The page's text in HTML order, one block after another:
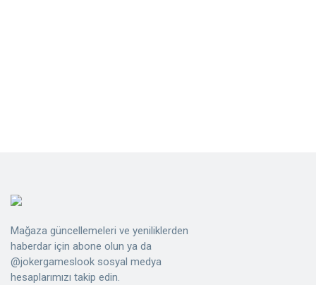
Mağaza güncellemeleri ve yeniliklerden
haberdar için abone olun ya da
@jokergameslook sosyal medya
hesaplarımızı takip edin.